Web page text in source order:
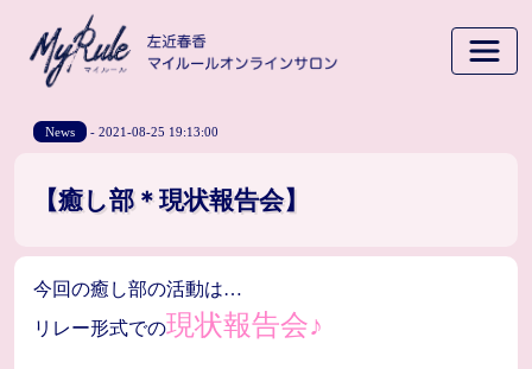
News - 2021-08-25 19:13:00
【癒し部＊現状報告会】
今回の癒し部の活動は…
リレー形式での現状報告会♪